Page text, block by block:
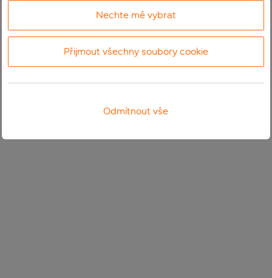
Nechte mě vybrat
Přijmout všechny soubory cookie
Odmítnout vše